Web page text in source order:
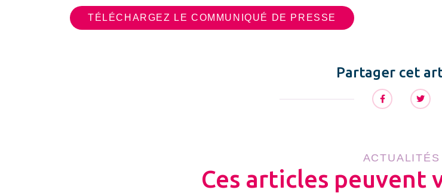
TÉLÉCHARGEZ LE COMMUNIQUÉ DE PRESSE
Partager cet
ACTUALITÉS
Ces articles peuvent